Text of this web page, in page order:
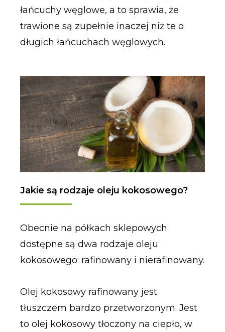
łańcuchy węglowe, a to sprawia, że
trawione są zupełnie inaczej niż te o
długich łańcuchach węglowych.
Jakie są rodzaje oleju kokosowego?
Obecnie na półkach sklepowych
dostępne są dwa rodzaje oleju
kokosowego: rafinowany i nierafinowany.
Olej kokosowy rafinowany jest
tłuszczem bardzo przetworzonym. Jest
to olej kokosowy tłoczony na ciepło, w